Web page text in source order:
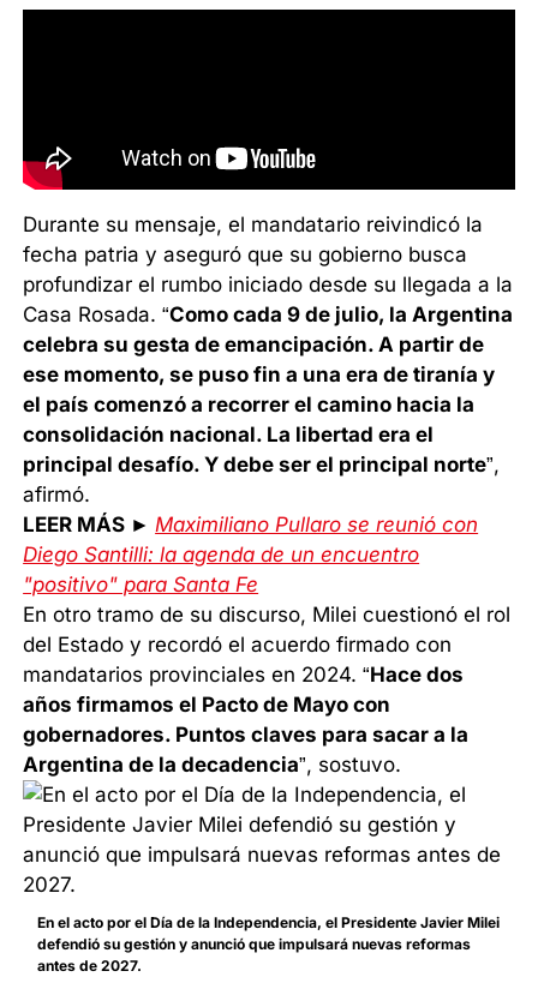
Durante su mensaje, el mandatario reivindicó la
fecha patria y aseguró que su gobierno busca
profundizar el rumbo iniciado desde su llegada a la
Casa Rosada. “Como cada 9 de julio, la Argentina
celebra su gesta de emancipación. A partir de
ese momento, se puso fin a una era de tiranía y
el país comenzó a recorrer el camino hacia la
consolidación nacional. La libertad era el
principal desafío. Y debe ser el principal norte”,
afirmó.
LEER MÁS ►Maximiliano Pullaro se reunió con
Diego Santilli: la agenda de un encuentro
"positivo" para Santa Fe
En otro tramo de su discurso, Milei cuestionó el rol
del Estado y recordó el acuerdo firmado con
mandatarios provinciales en 2024. “Hace dos
años firmamos el Pacto de Mayo con
gobernadores. Puntos claves para sacar a la
Argentina de la decadencia”, sostuvo.
En el acto por el Día de la Independencia, el Presidente Javier Milei
defendió su gestión y anunció que impulsará nuevas reformas
antes de 2027.